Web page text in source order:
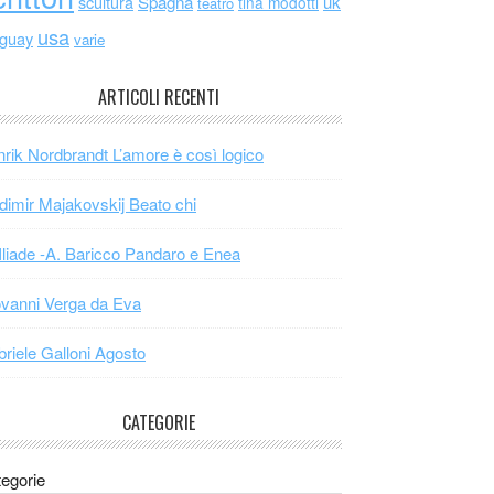
usa varie
ARTICOLI RECENTI
Nordbrandt L’amore è così logico
Majakovskij Beato chi
-A. Baricco Pandaro e Enea
Verga da Eva
Galloni Agosto
CATEGORIE